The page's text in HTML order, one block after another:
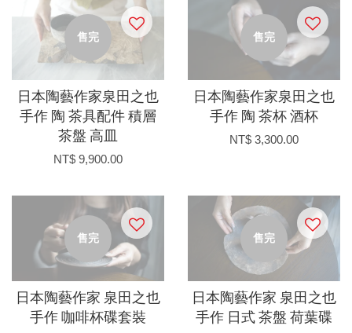
售完
日本陶藝作家泉田之也
手作 陶 茶具配件 積層
茶盤 高皿
NT$ 9,900.00
售完
日本陶藝作家泉田之也
手作 陶 茶杯 酒杯
NT$ 3,300.00
售完
日本陶藝作家 泉田之也
手作 咖啡杯碟套裝
售完
日本陶藝作家 泉田之也
手作 日式 茶盤 荷葉碟